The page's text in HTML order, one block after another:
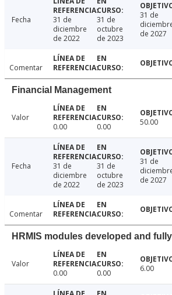
Fecha
31 de
diciembre
de 2022
31 de
octubre
de 2023
31 de
de 2027
Comentar
Financial Management
Valor
0.00
0.00 50.00
Fecha
31 de
diciembre
de 2022
31 de
octubre
de 2023
31 de
de 2027
Comentar
HRMIS modules developed and
Valor
0.00
0.00 6.00